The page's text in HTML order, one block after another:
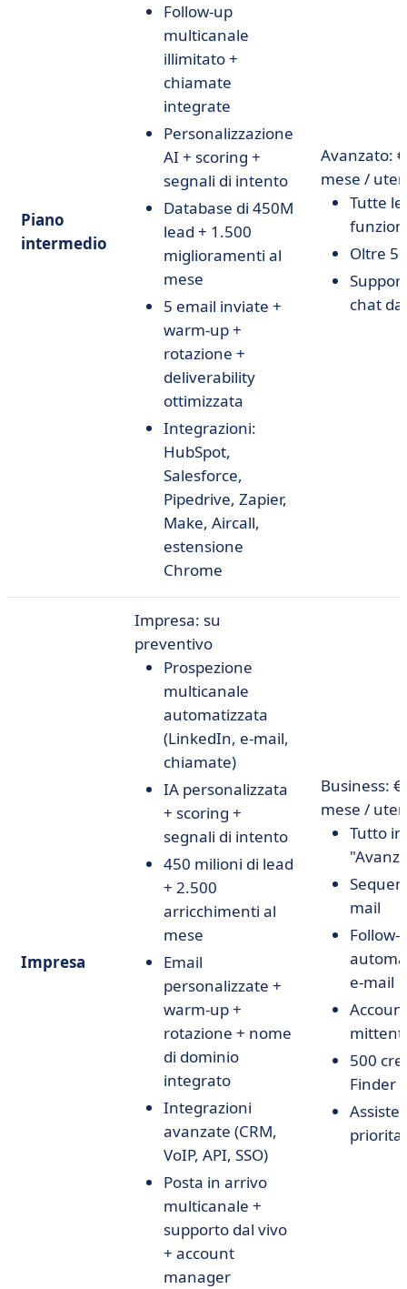
Piano
intermedio
Follow-up
multicanale
illimitato +
chiamate
integrate
Personalizzazione
AI + scoring +
segnali di intento
Database di 450M
lead + 1.500
miglioramenti al
mese
5 email inviate +
warm-up +
rotazione +
deliverability
ottimizzata
Integrazioni:
HubSpot,
Salesforce,
Pipedrive, Zapier,
Make, Aircall,
estensione
Chrome
Avanzato:
mese /
Tutte le
Oltre
chat
Impresa
Impresa: su
preventivo
Prospezione
multicanale
automatizzata
(LinkedIn, e-mail,
chiamate)
IA personalizzata
+ scoring +
segnali di intento
450 milioni di lead
+ 2.500
arricchimenti al
mese
Email
personalizzate +
warm-up +
rotazione + nome
di dominio
integrato
Integrazioni
avanzate (CRM,
VoIP, API, SSO)
Posta in arrivo
multicanale +
supporto dal vivo
+ account
manager
Business: €
mese /
Tutto in
mail
Follow-
e-mail
500
Finder